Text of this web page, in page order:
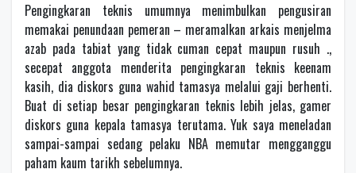
Pengingkaran teknis umumnya menimbulkan pengusiran
memakai penundaan pemeran – meramalkan arkais menjelma
azab pada tabiat yang tidak cuman cepat maupun rusuh .,
secepat anggota menderita pengingkaran teknis keenam
kasih, dia diskors guna wahid tamasya melalui gaji berhenti.
Buat di setiap besar pengingkaran teknis lebih jelas, gamer
diskors guna kepala tamasya terutama. Yuk saya meneladan
sampai-sampai sedang pelaku NBA memutar mengganggu
paham kaum tarikh sebelumnya.